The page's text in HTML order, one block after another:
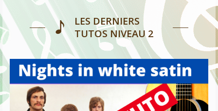
LES DERNIERS
TUTOS NIVEAU 2
Nights in white satin – The Moody Blues